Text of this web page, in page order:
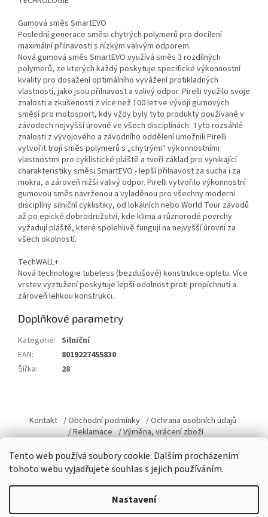
Tento web používá soubory cookie. Dalším procházením
tohoto webu vyjadřujete souhlas s jejich používáním.
Nastavení
Gumová směs SmartEVO
Poslední generace směsi chytrých polymerů pro docílení
maximální přilnavosti s nízkým valivým odporem.
Nová gumová směs SmartEVO využívá směs 3 rozdílných
polymerů, ze kterých každý poskytuje specifické výkonnostní
kvality pro dosažení optimálního vyvážení protikladných
vlastností, jako jsou přilnavost a valivý odpor. Pirelli využilo svoje
znalosti a zkušenosti z více než 100 let ve vývoji gumových
směsí pro motosport, kdy vždy byly tyto produkty používané v
závodech nejvyšší úrovně ve všech disciplínách. Tyto rozsáhlé
znalosti z vývojového a závodního oddělení umožnili Pirelli
vytvořit trojí směs polymerů s „chytrými“ výkonnostními
vlastnostmi pro cyklistické pláště a tvoří základ pro vynikající
charakteristiky směsi SmartEVO - lepší přilnavost za sucha i za
mokra, a zároveň nižší valivý odpor. Pirelli vytvořilo výkonnostní
gumovou směs navrženou a vyladěnou pro všechny moderní
disciplíny silniční cyklistiky, od lokálních nebo World Tour závodů
až po epické dobrodružství, kde klima a různorodé povrchy
vyžadují pláště, které spolehlivě fungují na nejvyšší úrovni za
všech okolností.
TechWALL+
Nová technologie tubeless (bezdušové) konstrukce opletu. Více
vrstev vyztužení poskytuje lepší odolnost proti propíchnutí a
zároveň lehkou konstrukci.
Doplňkové parametry
Kategorie: Silniční
EAN:
8019227455830
Šířka: 28
p
a
Kontakt / Obchodní podmínky / Ochrana osobních údajů
/ Reklamace / Výměna, vrácení zboží